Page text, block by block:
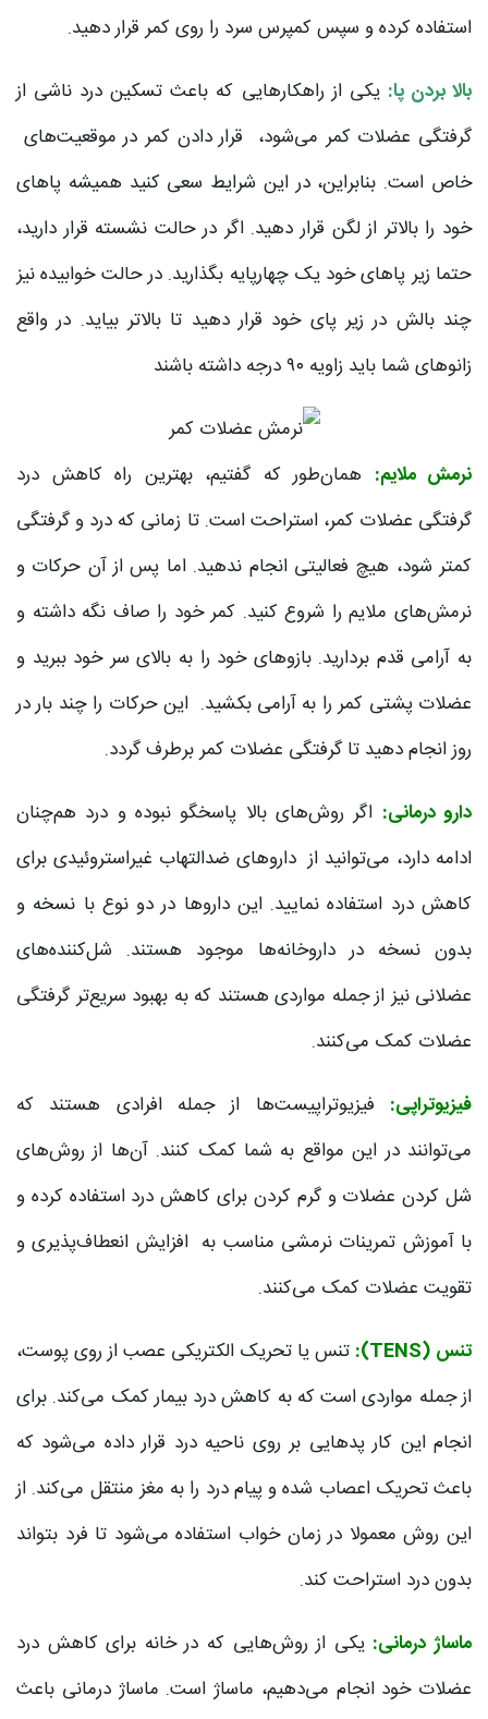
استفاده کرده و سپس کمپرس سرد را روی کمر قرار دهید.
بالا بردن پا: یکی از راهکارهایی که باعث تسکین درد ناشی از
گرفتگی عضلات کمر می‌شود، قرار دادن کمر در موقعیت‌های
خاص است. بنابراین، در این شرایط سعی کنید همیشه پاهای
خود را بالاتر از لگن قرار دهید. اگر در حالت نشسته قرار دارید،
حتما زیر پاهای خود یک چهارپایه بگذارید. در حالت خوابیده نیز
چند بالش در زیر پای خود قرار دهید تا بالاتر بیاید. در واقع
زانوهای شما باید زاویه ۹۰ درجه داشته باشند
نرمش ملایم: همان‌طور که گفتیم، بهترین راه کاهش درد
گرفتگی عضلات کمر، استراحت است. تا زمانی که درد و گرفتگی
کمتر شود، هیچ فعالیتی انجام ندهید. اما پس از آن حرکات و
نرمش‌های ملایم را شروع کنید. کمر خود را صاف نگه داشته و
به آرامی قدم بردارید. بازوهای خود را به بالای سر خود ببرید و
عضلات پشتی کمر را به آرامی بکشید. این حرکات را چند بار در
روز انجام دهید تا گرفتگی عضلات کمر برطرف گردد.
دارو درمانی: اگر روش‌های بالا پاسخگو نبوده و درد هم‌چنان
ادامه دارد، می‌توانید از داروهای ضدالتهاب غیراستروئیدی برای
کاهش درد استفاده نمایید. این داروها در دو نوع با نسخه و
بدون نسخه در داروخانه‌ها موجود هستند. شل‌کننده‌های
عضلانی نیز از جمله مواردی هستند که به بهبود سریع‌تر گرفتگی
عضلات کمک می‌کنند.
فیزیوتراپی: فیزیوتراپیست‌ها از جمله افرادی هستند که
می‌توانند در این مواقع به شما کمک کنند. آن‌ها از روش‌های
شل کردن عضلات و گرم کردن برای کاهش درد استفاده کرده و
با آموزش تمرینات نرمشی مناسب به افزایش انعطاف‌پذیری و
تقویت عضلات کمک می‌کنند.
تنس (TENS):
تنس یا تحریک الکتریکی عصب از روی پوست،
از جمله مواردی است که به کاهش درد بیمار کمک می‌کند. برای
انجام این کار پدهایی بر روی ناحیه درد قرار داده می‌شود که
باعث تحریک اعصاب شده و پیام درد را به مغز منتقل می‌کند. از
این روش معمولا در زمان خواب استفاده می‌شود تا فرد بتواند
بدون درد استراحت کند.
ماساژ درمانی: یکی از روش‌هایی که در خانه برای کاهش درد
عضلات خود انجام‌ می‌دهیم، ماساژ است. ماساژ درمانی باعث